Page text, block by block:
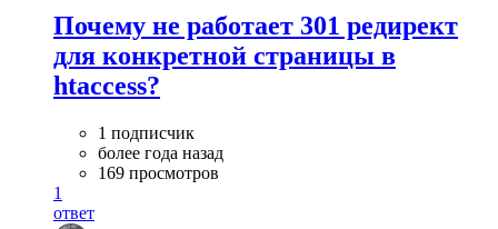
Почему не работает 301 редирект
для конкретной страницы в
htaccess?
1 подписчик
более года назад
169 просмотров
1
ответ